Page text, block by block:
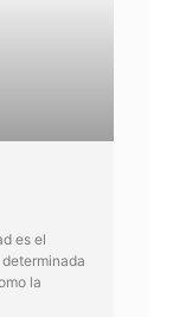
es el
la